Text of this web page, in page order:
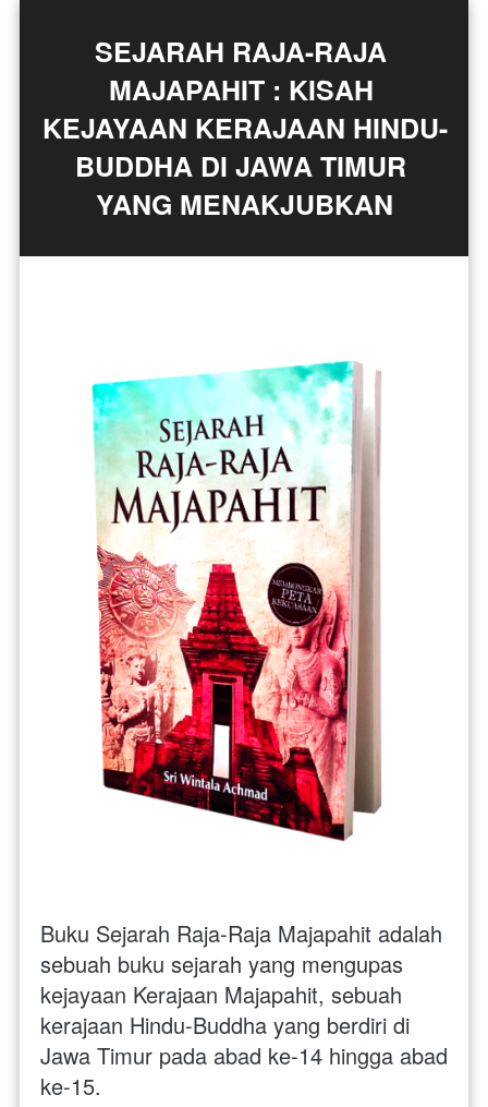
SEJARAH RAJA-RAJA
MAJAPAHIT : KISAH
KEJAYAAN KERAJAAN HINDU-
BUDDHA DI JAWA TIMUR
YANG MENAKJUBKAN
Buku Sejarah Raja-Raja Majapahit adalah
sebuah buku sejarah yang mengupas
kejayaan Kerajaan Majapahit, sebuah
kerajaan Hindu-Buddha yang berdiri di
Jawa Timur pada abad ke-14 hingga abad
ke-15.